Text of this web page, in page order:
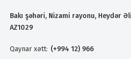
Bakı şəhəri, Nizami rayonu, Heydər
AZ1029
Qaynar xətt: (+994 12) 966